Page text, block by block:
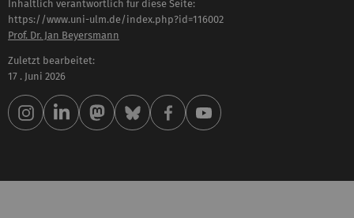
Inhaltlich verantwortlich für diese Seite:
https://www.uni-ulm.de/index.php?id=116002
Prof. Dr. Jan Beyersmann
Zuletzt bearbeitet:
17 . Juni 2026